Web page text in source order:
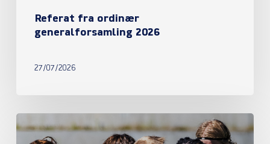
Referat fra ordinær
generalforsamling 2026
27/07/2026